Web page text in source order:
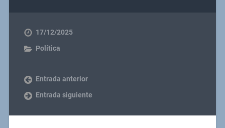
17/12/2025
Política
Entrada anterior
Entrada siguiente